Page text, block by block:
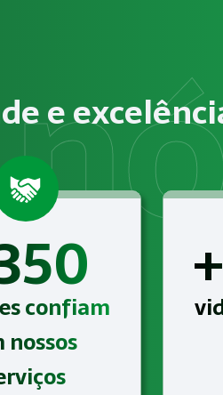
devem atender às
para o segmento de
e
confiam
nossos